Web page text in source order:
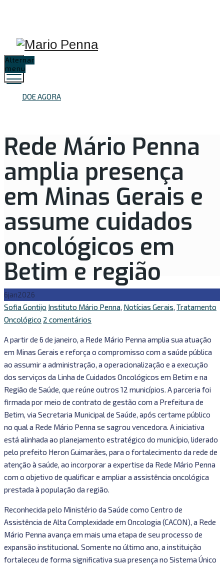
Alternar
menu
DOE AGORA
Rede Mário Penna
amplia presença
em Minas Gerais e
assume cuidados
oncológicos em
Betim e região
6jan2026
Autor
Sofia Gontijo Categorias
Instituto Mário Penna, Notícias Gerais, Tratamento
Oncológico 2 comentários
Mário
Penna
amplia
presença
em
Minas
Gerais
e
assume
cuidados
oncológicos
em
Betim
e
região
A partir de 6 de janeiro, a Rede Mário Penna amplia sua atuação
em Minas Gerais e reforça o compromisso com a saúde pública
ao assumir a administração, a operacionalização e a execução
dos serviços da Linha de Cuidados Oncológicos em Betim e na
Região de Saúde, que reúne outros 12 municípios. A parceria foi
firmada por meio de contrato de gestão com a Prefeitura de
Betim, via Secretaria Municipal de Saúde, após certame público
no qual a Rede Mário Penna se sagrou vencedora. A iniciativa
está alinhada ao planejamento estratégico do município, liderado
pelo prefeito Heron Guimarães, para o fortalecimento da rede de
atenção à saúde, ao incorporar a expertise da Rede Mário Penna
com o objetivo de qualificar e ampliar a assistência oncológica
prestada à população da região.
Reconhecida pelo Ministério da Saúde como Centro de
Assistência de Alta Complexidade em Oncologia (CACON), a Rede
Mário Penna avança em mais uma etapa de seu processo de
expansão institucional. Somente no último ano, a instituição
fortaleceu de forma significativa sua presença no Sistema Único